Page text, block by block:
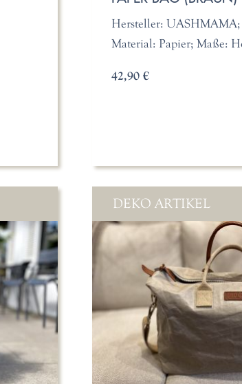
Hersteller: UASHMAMA;
Material: Papier; Maße:
42,90 €
DEKO ARTIKEL